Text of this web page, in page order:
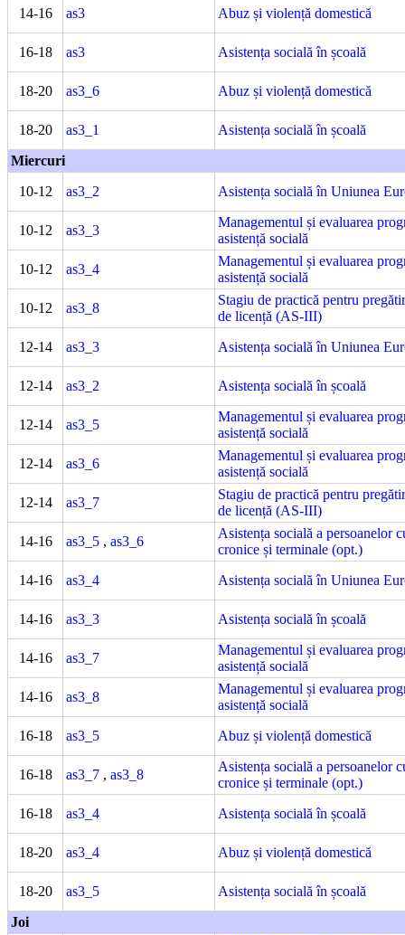
14-16
as3 Abuz și violență domestică
16-18 as3 Asistența socială în școală
18-20 as3_6 Abuz și violență domestică
18-20 as3_1
Asistența socială în școală
Miercuri
10-12
as3_2 Asistența socială în Uniunea
10-12 as3_3
Managementul și evaluarea
asistență socială
10-12
as3_4
Managementul și evaluarea
asistență socială
10-12
as3_8
Stagiu de practică pentru
de licență (AS-III)
12-14
as3_3 Asistența socială în Uniunea
12-14 as3_2 Asistența socială în școală
12-14 as3_5
Managementul și evaluarea
asistență socială
12-14
as3_6
Managementul și evaluarea
asistență socială
12-14
as3_7
Stagiu de practică pentru
de licență (AS-III)
14-16
as3_5 , as3_6
Asistența socială a persoanelor
cronice și terminale (opt.)
14-16
as3_4 Asistența socială în Uniunea
14-16 as3_3 Asistența socială în școală
14-16 as3_7
Managementul și evaluarea
asistență socială
14-16
as3_8
Managementul și evaluarea
asistență socială
16-18
as3_5 Abuz și violență domestică
16-18 as3_7 , as3_8
Asistența socială a persoanelor
cronice și terminale (opt.)
16-18
as3_4 Asistența socială în școală
18-20 as3_4 Abuz și violență domestică
18-20 as3_5
Asistența socială în școală
Joi